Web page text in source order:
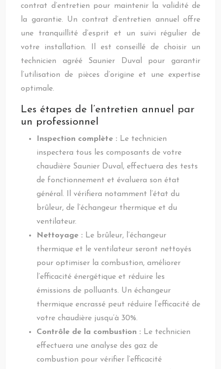
contrat d’entretien pour maintenir la validité de
la garantie. Un contrat d’entretien annuel offre
une tranquillité d’esprit et un suivi régulier de
votre installation. Il est conseillé de choisir un
technicien agréé Saunier Duval pour garantir
l’utilisation de pièces d’origine et une expertise
optimale.
Les étapes de l’entretien annuel par
un professionnel
Inspection complète : Le technicien
inspectera tous les composants de votre
chaudière Saunier Duval, effectuera des tests
de fonctionnement et évaluera son état
général. Il vérifiera notamment l’état du
brûleur, de l’échangeur thermique et du
ventilateur.
Nettoyage : Le brûleur, l’échangeur
thermique et le ventilateur seront nettoyés
pour optimiser la combustion, améliorer
l’efficacité énergétique et réduire les
émissions de polluants. Un échangeur
thermique encrassé peut réduire l’efficacité de
votre chaudière jusqu’à 30%.
Contrôle de la combustion : Le technicien
effectuera une analyse des gaz de
combustion pour vérifier l’efficacité